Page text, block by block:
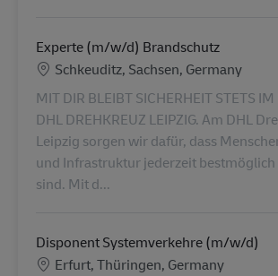
Experte (m/w/d) Brandschutz
Location
Schkeuditz, Sachsen, Germany
MIT DIR BLEIBT SICHERHEIT STETS
DHL DREHKREUZ LEIPZIG. Am DHL
Leipzig sorgen wir dafür, dass
und Infrastruktur jederzeit
sind. Mit d...
Disponent Systemverkehre (m/w/d)
Location
Erfurt, Thüringen, Germany